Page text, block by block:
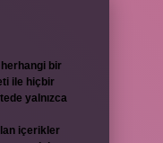
bir
ile hiçbir
yalnızca
içerikler